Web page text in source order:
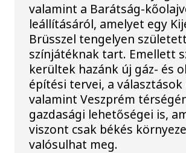
valamint a Barátság-
leállításáról, amelyet egy
Brüsszel tengelyen
színjátéknak tart. Emellett
kerültek hazánk új gáz- és
építési tervei, a
valamint Veszprém
gazdasági lehetőségei is,
viszont csak békés
valósulhat meg.